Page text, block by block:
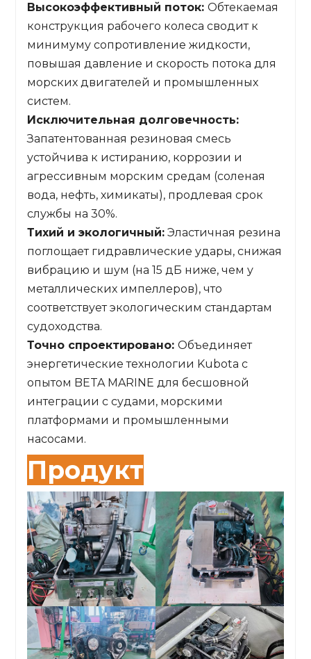
Высокоэффективный поток:Обтекаемая
конструкция рабочего колеса сводит к
минимуму сопротивление жидкости,
повышая давление и скорость потока для
морских двигателей и промышленных
систем.
Исключительная долговечность:
Запатентованная резиновая смесь
устойчива к истиранию, коррозии и
агрессивным морским средам (соленая
вода, нефть, химикаты), продлевая срок
службы на 30%.
Тихий и экологичный: Эластичная резина
поглощает гидравлические удары, снижая
вибрацию и шум (на 15 дБ ниже, чем у
металлических импеллеров), что
соответствует экологическим стандартам
судоходства.
Точно спроектировано:Объединяет
энергетические технологии Kubota с
опытом BETA MARINE для бесшовной
интеграции с судами, морскими
платформами и промышленными
насосами.
Продукт